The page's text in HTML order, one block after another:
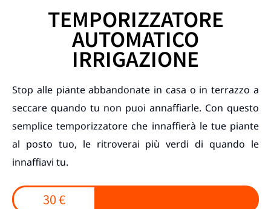
TEMPORIZZATORE
AUTOMATICO
IRRIGAZIONE
Stop alle piante abbandonate in casa o in terrazzo a
seccare quando tu non puoi annaffiarle. Con questo
semplice temporizzatore che innaffierà le tue piante
al posto tuo, le ritroverai più verdi di quando le
innaffiavi tu.
30 €